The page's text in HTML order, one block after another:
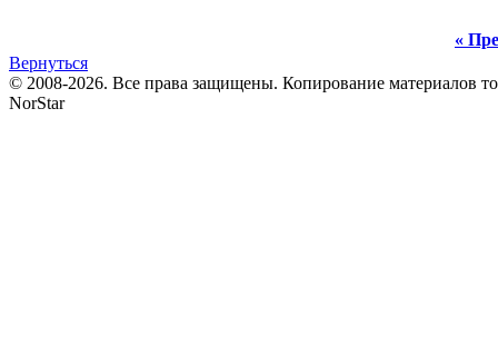
«
Вернуться
© 2008-2026. Все права защищены. Копирование материалов
NorStar